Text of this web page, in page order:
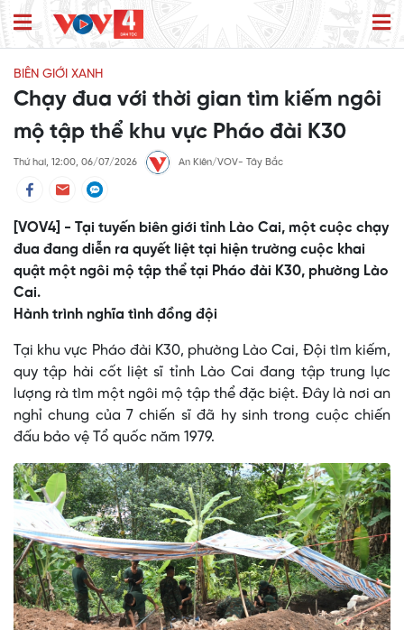
BIÊN GIỚI XANH
Chạy đua với thời gian tìm kiếm ngôi
mộ tập thể khu vực Pháo đài K30
Thứ hai, 12:00, 06/07/2026 An Kiên/VOV- Tây Bắc
[VOV4] - Tại tuyến biên giới tỉnh Lào Cai, một cuộc chạy
đua đang diễn ra quyết liệt tại hiện trường cuộc khai
quật một ngôi mộ tập thể tại Pháo đài K30, phường Lào
Cai.
Hành trình nghĩa tình đồng đội
Tại khu vực Pháo đài K30, phường Lào Cai, Đội tìm kiếm,
quy tập hài cốt liệt sĩ tỉnh Lào Cai đang tập trung lực
lượng rà tìm một ngôi mộ tập thể đặc biệt. Đây là nơi an
nghỉ chung của 7 chiến sĩ đã hy sinh trong cuộc chiến
đấu bảo vệ Tổ quốc năm 1979.